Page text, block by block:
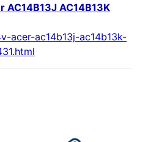
AC14B13J AC14B13K
acer-ac14b13j-ac14b13k-